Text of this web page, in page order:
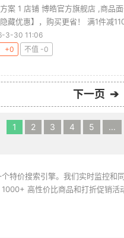
案 1 店铺 博皓官方旗舰店 ,商品
藏优惠】，购买更省！ 满1件减
3-30 11:06
+0
不值 -0
下一页 ➔
1 2 3 4 5 ...
特价搜索引擎。我们实时监控和
高性价比商品和打折促销